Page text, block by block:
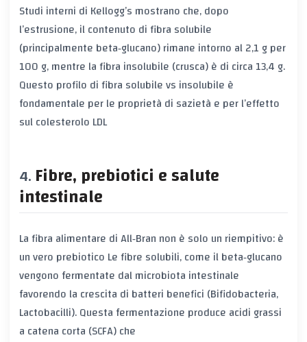
Studi interni di Kellogg’s mostrano che, dopo
l’estrusione, il contenuto di fibra solubile
(principalmente beta‑glucano) rimane intorno al 2,1 g per
100 g, mentre la fibra insolubile (crusca) è di circa 13,4 g.
Questo profilo di fibra solubile vs insolubile è
fondamentale per le proprietà di sazietà e per l’effetto
sulcolesterolo LDL
Fibre, prebiotici e salute
intestinale
Lafibra alimentare di All‑Bran non è solo un riempitivo: è
un vero prebiotico Le fibre solubili, come ilbeta‑glucano
vengono fermentate dalmicrobiota intestinale
favorendo la crescita di batteri benefici (Bifidobacteria,
Lactobacilli). Questa fermentazione produce acidi grassi
a catena corta (SCFA) che